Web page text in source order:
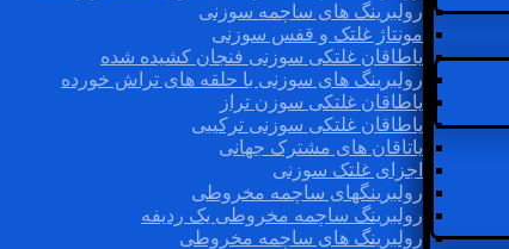
رولبرینگ های ساچمه سوزنی
مونتاژ غلتک و قفس سوزنی
یاطاقان غلتکی سوزنی فنجان کشیده شده
رولبرینگ های سوزنی با حلقه های تراش خورده
یاطاقان غلتکی سوزن تراز
یاطاقان غلتکی سوزنی ترکیبی
یاتاقان های مشترک جهانی
اجزای غلتک سوزنی
رولبرینگهای ساچمه مخروطی
رولبرینگ ساچمه مخروطی یک ردیفه
رولبرینگ های ساچمه مخروطی